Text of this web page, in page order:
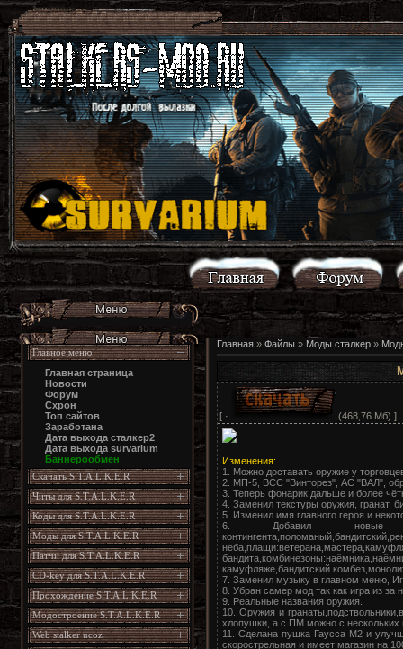
Главное меню
Главная страница
Новости
Форум
Схрон
Топ сайтов
Заработана
Дата выхода сталкер2
Дата выхода survarium
Баннерообмен
Скачать S.T.A.L.K.E.R
Читы для S.T.A.L.K.E.R
Коды для S.T.A.L.K.E.R
Моды для S.T.A.L.K.E.R
Патчи для S.T.A.L.K.E.R
CD-key для S.T.A.L.K.E.R
Прохождение S.T.A.L.K.E.R
Модостроение S.T.A.L.K.E.R
Web stalker ucoz
Главная» Файлы» Моды сталкер»
[ · (468,76 Мб) ]
Изменения:
1. Можно доставать оружие у
2. МП-5, ВСС "Винторез", АС "ВАЛ",
3. Теперь фонарик дальше и более
4. Заменил текстуры оружия, гранат,
5. Изменил имя главного героя и
6. Добавил новые
камуфляже,бандитский
7. Заменил музыку в главном меню,
8. Убран самер мод так как игра из за
9. Реальные названия оружия.
10. Оружия и
хлопушки, а с ПМ можно с нескольких
11. Сделана пушка Гаусса М2 и
скорострельная и имеет магазин на